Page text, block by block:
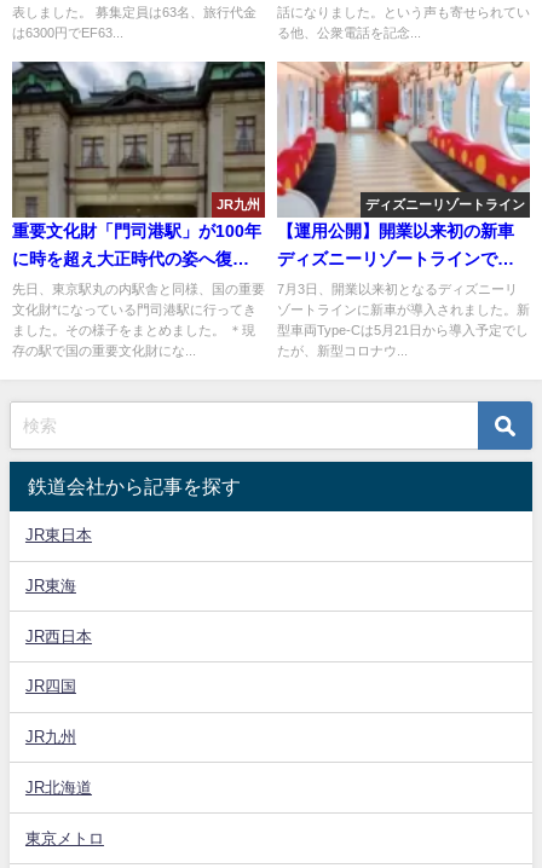
表しました。 募集定員は63名、旅行代金
は6300円でEF63...
話になりました。という声も寄せられてい
る他、公衆電話を記念...
JR九州
重要文化財「門司港駅」が100年
に時を超え大正時代の姿へ復活
九州鉄道記念館にも行ってきた
先日、東京駅丸の内駅舎と同様、国の重要
文化財*になっている門司港駅に行ってき
ました。その様子をまとめました。 ＊現
存の駅で国の重要文化財にな...
ディズニーリゾートライン
【運用公開】開業以来初の新車
ディズニーリゾートラインで
Type-Cが運行開始
7月3日、開業以来初となるディズニーリ
ゾートラインに新車が導入されました。新
型車両Type-Cは5月21日から導入予定でし
たが、新型コロナウ...
鉄道会社から記事を探す
JR東日本
JR東海
JR西日本
JR四国
JR九州
JR北海道
東京メトロ